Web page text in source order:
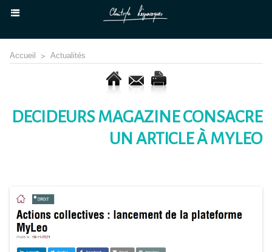
Accueil > Actualités
DECIDEURS MAGAZINE CONSACRE
UN ARTICLE À MYLEO